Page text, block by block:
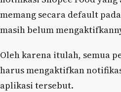
memang secara default
masih belum
Oleh karena itulah, semua
harus mengaktifkan
aplikasi tersebut.